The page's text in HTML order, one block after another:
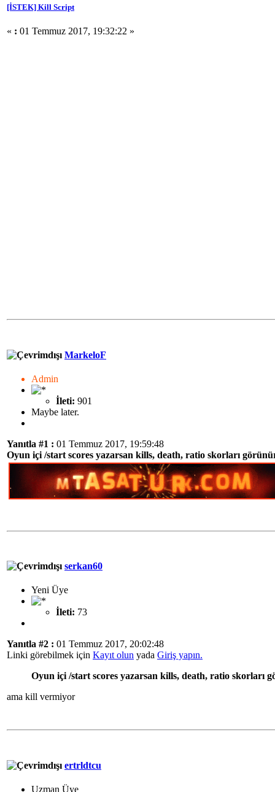
[İSTEK] Kill Script
« : 01 Temmuz 2017, 19:32:22 »
MarkeloF
Admin
İleti: 901
Maybe later.
Yanıtla #1 : 01 Temmuz 2017, 19:59:48
Oyun içi /start scores yazarsan kills, death, ratio skorları
serkan60
Yeni Üye
İleti: 73
Yanıtla #2 : 01 Temmuz 2017, 20:02:48
Linki görebilmek için Kayıt olun yada Giriş yapın.
Oyun içi /start scores yazarsan kills, death, ratio skorları
ama kill vermiyor
ertrldtcu
Uzman Üye